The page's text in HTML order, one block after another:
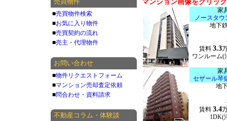
マンション画像をクリッ
家
ノースタウ
地下
賃料 3.3
ワンルーム(
家
セザール琴
地
賃料 3.4
1DK(
■売買物件検索
■お気に入り物件
■売買契約の流れ
■売主・代理物件
お問い合わせ
■物件リクエストフォーム
■マンション売却査定依頼
■問合わせ・資料請求
不動産コラム・体験談